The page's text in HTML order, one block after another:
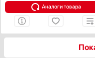
Аналоги товара